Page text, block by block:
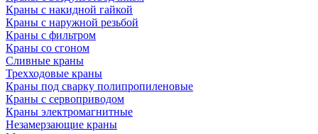
Краны с накидной гайкой
Краны с наружной резьбой
Краны с фильтром
Краны со сгоном
Сливные краны
Трехходовые краны
Краны под сварку полипропиленовые
Краны с сервоприводом
Краны электромагнитные
Незамерзающие краны